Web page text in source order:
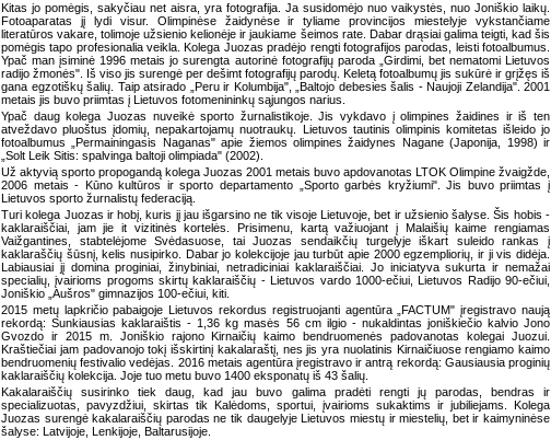
Kitas jo pomėgis, sakyčiau net aisra, yra fotografija. Ja susidomėjo nuo vaikystės, nuo Joniškio laikų.
Fotoaparatas jį lydi visur. Olimpinėse žaidynėse ir tyliame provincijos miestelyje vykstančiame
literatūros vakare, tolimoje užsienio kelionėje ir jaukiame šeimos rate. Dabar drąsiai galima teigti, kad šis
pomėgis tapo profesionalia veikla. Kolega Juozas pradėjo rengti fotografijos parodas, leisti fotoalbumus.
Ypač man įsiminė 1996 metais jo surengta autorinė fotografijų paroda „Girdimi, bet nematomi Lietuvos
radijo žmonės". Iš viso jis surengė per dešimt fotografijų parodų. Keletą fotoalbumų jis sukūrė ir grįžęs iš
gana egzotiškų šalių. Taip atsirado „Peru ir Kolumbija", „Baltojo debesies šalis - Naujoji Zelandija". 2001
metais jis buvo priimtas į Lietuvos fotomenininkų sąjungos narius.
Ypač daug kolega Juozas nuveikė sporto žurnalistikoje. Jis vykdavo į olimpines žaidines ir iš ten
atveždavo pluoštus įdomių, nepakartojamų nuotraukų. Lietuvos tautinis olimpinis komitetas išleido jo
fotoalbumus „Permainingasis Naganas" apie žiemos olimpines žaidynes Nagane (Japonija, 1998) ir
„Solt Leik Sitis: spalvinga baltoji olimpiada" (2002).
Už aktyvią sporto propogandą kolega Juozas 2001 metais buvo apdovanotas LTOK Olimpine žvaigžde,
2006 metais - Kūno kultūros ir sporto departamento „Sporto garbės kryžiumi". Jis buvo priimtas į
Lietuvos sporto žurnalistų federaciją.
Turi kolega Juozas ir hobį, kuris jį jau išgarsino ne tik visoje Lietuvoje, bet ir užsienio šalyse. Šis hobis -
kaklaraiščiai, jam jie it vizitinės kortelės. Prisimenu, kartą važiuojant į Malaišių kaime rengiamas
Vaižgantines, stabtelėjome Svėdasuose, tai Juozas sendaikčių turgelyje iškart suleido rankas į
kaklaraščių šūsnį, kelis nusipirko. Dabar jo kolekcijoje jau turbūt apie 2000 egzempliorių, ir ji vis didėja.
Labiausiai jį domina proginiai, žinybiniai, netradiciniai kaklaraiščiai. Jo iniciatyva sukurta ir nemažai
specialių, įvairioms progoms skirtų kaklaraiščių - Lietuvos vardo 1000-ečiui, Lietuvos Radijo 90-ečiui,
Joniškio „Aušros" gimnazijos 100-ečiui, kiti.
2015 metų lapkričio pabaigoje Lietuvos rekordus registruojanti agentūra „FACTUM" įregistravo naują
rekordą: Sunkiausias kaklaraištis - 1,36 kg masės 56 cm ilgio - nukaldintas joniškiečio kalvio Jono
Gvozdo ir 2015 m. Joniškio rajono Kirnaičių kaimo bendruomenės padovanotas kolegai Juozui.
Kraštiečiai jam padovanojo tokį išskirtinį kakalaraštį, nes jis yra nuolatinis Kirnaičiuose rengiamo kaimo
bendruomenių festivalio vedėjas. 2016 metais agentūra įregistravo ir antrą rekordą: Gausiausia proginių
kaklaraiščių kolekcija. Joje tuo metu buvo 1400 eksponatų iš 43 šalių.
Kakalaraiščių susirinko tiek daug, kad jau buvo galima pradėti rengti jų parodas, bendras ir
specializuotas, pavyzdžiui, skirtas tik Kalėdoms, sportui, įvairioms sukaktims ir jubiliejams. Kolega
Juozas surengė kakalaraiščių parodas ne tik daugelyje Lietuvos miestų ir miestelių, bet ir kaimyninėse
šalyse: Latvijoje, Lenkijoje, Baltarusijoje.